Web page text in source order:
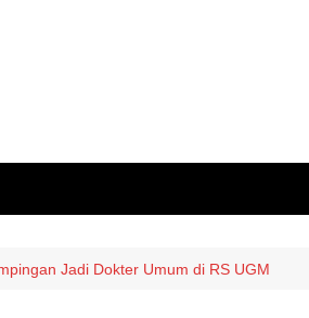
Jadi Dokter Umum di RS UGM